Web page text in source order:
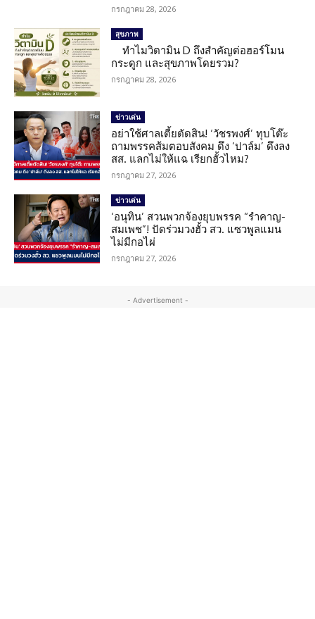
กรกฎาคม 28, 2026
สุขภาพ
ทำไมวิตามิน D ถึงสำคัญต่อฮอร์โมน
กระดูก และสุขภาพโดยรวม?
กรกฎาคม 28, 2026
ข่าวเด่น
อย่าใช้ศาลเตี้ยตัดสิน! ‘วัชรพงศ์’ ทุบโต๊ะ
ถามพรรคส้มตอบสังคม ดึง ‘ปาล์ม’ ดึงลง
สส. แลกไม่ให้แฉ เรียกฮั้วไหม?
กรกฎาคม 27, 2026
ข่าวเด่น
‘อนุทิน’ สวนพวกจ้องยุบพรรค “รำคาญ-
สมเพช”! ปัดร่วมวงฮั้ว สว. แซวพูลแมน
ไม่มีกอไผ่
กรกฎาคม 27, 2026
- Advertisement -